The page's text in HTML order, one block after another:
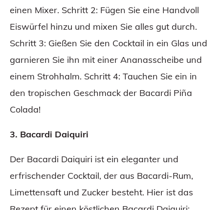
einen Mixer. Schritt 2: Fügen Sie eine Handvoll
Eiswürfel hinzu und mixen Sie alles gut durch.
Schritt 3: Gießen Sie den Cocktail in ein Glas und
garnieren Sie ihn mit einer Ananasscheibe und
einem Strohhalm. Schritt 4: Tauchen Sie ein in
den tropischen Geschmack der Bacardi Piña
Colada!
3. Bacardi Daiquiri
Der Bacardi Daiquiri ist ein eleganter und
erfrischender Cocktail, der aus Bacardi-Rum,
Limettensaft und Zucker besteht. Hier ist das